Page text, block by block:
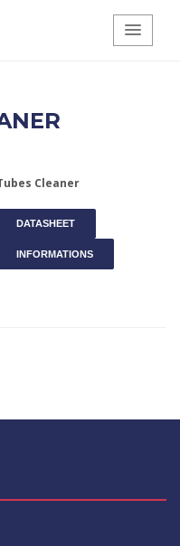
e
Têxteis,
Cleaner
DATASHEET
INFORMATIONS